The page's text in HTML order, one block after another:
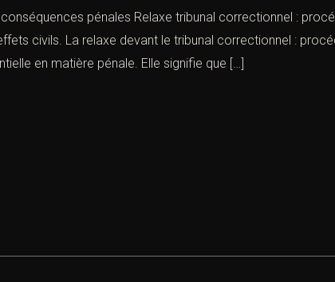
pénales Relaxe tribunal correctionnel :
civils. La relaxe devant le tribunal correctionnel :
en matière pénale. Elle signifie que […]